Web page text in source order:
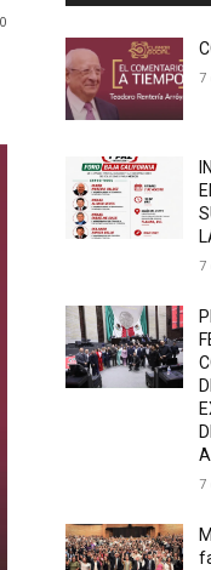
0
7
7
7